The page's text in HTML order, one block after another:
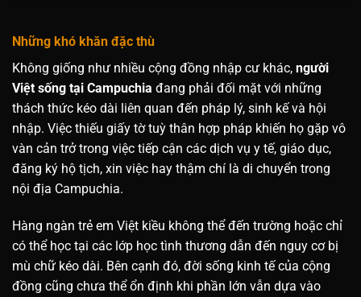
Những khó khăn đặc thù
Không giống như nhiều cộng đồng nhập cư khác, người
Việt sống tại Campuchia đang phải đối mặt với những
thách thức kéo dài liên quan đến pháp lý, sinh kế và hội
nhập. Việc thiếu giấy tờ tuỳ thân hợp pháp khiến họ gặp vô
vàn cản trở trong việc tiếp cận các dịch vụ y tế, giáo dục,
đăng ký hộ tịch, xin việc hay thậm chí là di chuyển trong
nội địa Campuchia.
Hàng ngàn trẻ em Việt kiều không thể đến trường hoặc chỉ
có thể học tại các lớp học tình thương dẫn đến nguy cơ bị
mù chữ kéo dài. Bên cạnh đó, đời sống kinh tế của cộng
đồng cũng chưa thể ổn định khi phần lớn vẫn dựa vào